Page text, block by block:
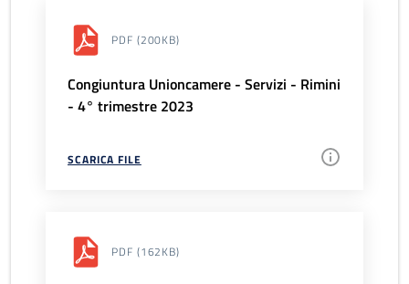
PDF (200KB)
Congiuntura Unioncamere - Servizi - Rimini
- 4° trimestre 2023
SCARICA FILE
PDF (162KB)